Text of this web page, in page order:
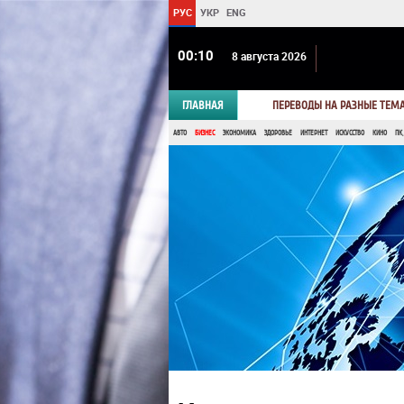
РУС УКР ENG
00 10 8 августа 2026
ГЛАВНАЯ ПЕРЕВОДЫ НА РАЗНЫЕ
АВТО БИЗНЕС ЭКОНОМИКА ЗДОРОВЬЕ ИНТЕРНЕТ ИСКУССТВО КИНО